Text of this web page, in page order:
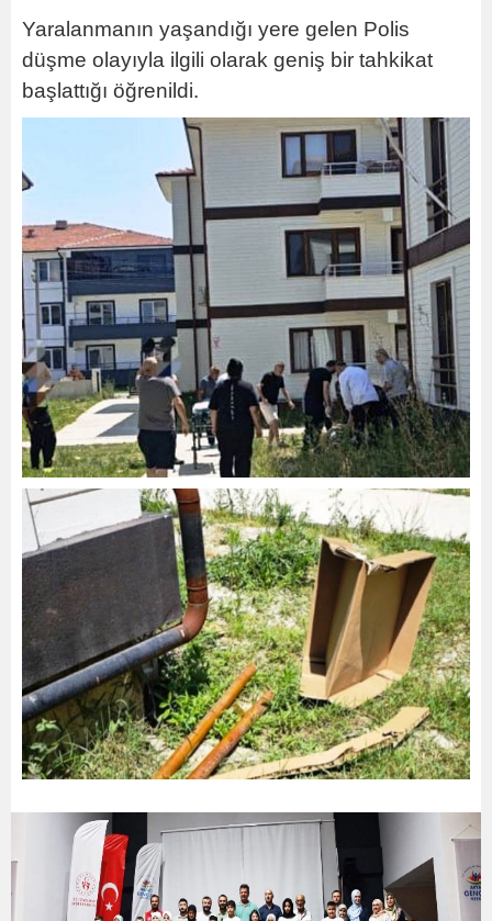
Yaralanmanın yaşandığı yere gelen Polis
düşme olayıyla ilgili olarak geniş bir tahkikat
başlattığı öğrenildi.